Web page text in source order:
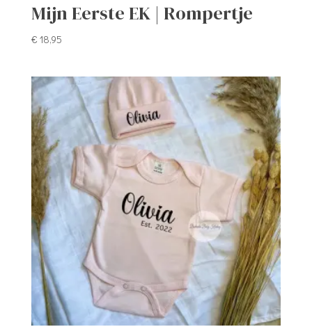
Mijn Eerste EK | Rompertje
€ 18,95